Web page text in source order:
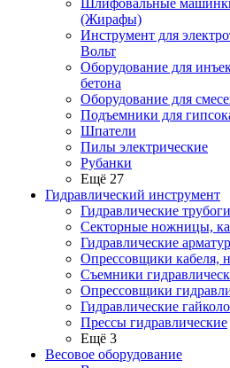
Шлифовальные
(Жирафы)
Инструмент для
Вольт
Оборудование для
бетона
Оборудование для
Подъемники для
Шпатели
Пилы электрические
Рубанки
Ещё 27
Гидравлический инструмент
Гидравлические
Секторные ножницы,
Гидравлические
Опрессовщики кабеля,
Съемники
Опрессовщики
Гидравлические
Прессы гидравлические
Ещё 3
Весовое оборудование